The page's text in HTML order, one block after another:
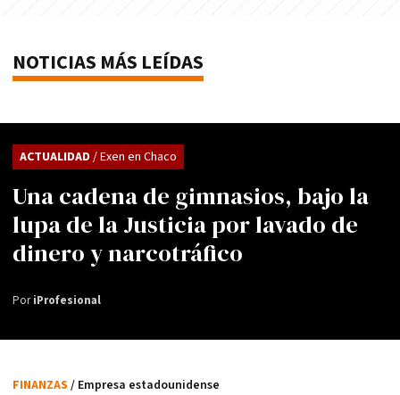
NOTICIAS MÁS LEÍDAS
Una cadena de gimnasios, bajo la
lupa de la Justicia por lavado de
dinero y narcotráfico
ACTUALIDAD / Exen en Chaco
PoriProfesional
FINANZAS / Empresa estadounidense